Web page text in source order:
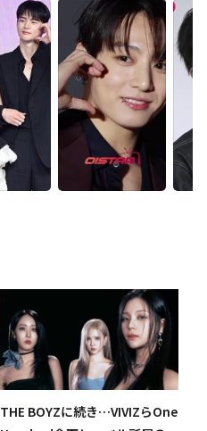
THE BOYZに続き…VIVIZらOne